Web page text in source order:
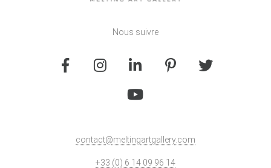
Nous suivre
contact@meltingartgallery.com
+33 (0) 6 14 09 96 14